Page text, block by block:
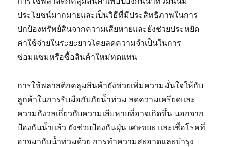
ประโยชน์มากมายและเป็นวิธีที่มีประสิทธิภาพในการ
ปกป้องทรัพย์สินจากความเสียหายและยังช่วยประหยัด
ค่าใช้จ่ายในระยะยาวโดยลดความจำเป็นในการ
ซ่อมแซมหรือซื้อสินค้าใหม่ทดแทน
การใช้พลาสติกคลุมสินค้ายังช่วยเพิ่มความมั่นใจให้กับ
ลูกค้าในการรับมือกับภัยน้ำท่วม ลดความเครียดและ
ความกังวลเกี่ยวกับความเสียหายที่อาจเกิดขึ้น นอกจาก
ป้องกันน้ำแล้ว ยังช่วยป้องกันฝุ่น เศษขยะ และเชื้อโรคที่
อาจมากับน้ำท่วมด้วย การทำความสะอาดและบำรุง